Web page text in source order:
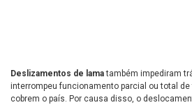
Deslizamentos de lamatambém impediram
interrompeu funcionamento parcial ou total
cobrem o país. Por causa disso, o